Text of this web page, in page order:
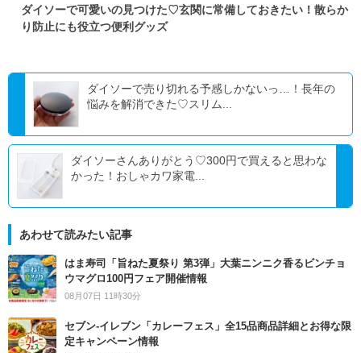
ダイソーで可愛いの見つけた♡玄関に常備しておきたい！散らか
り防止にも役立つ便利グッズ
ダイソーで売り切れる予感しかないっ…！長年の
悩みを解消できた♡スリム...
ダイソーさんありがとう♡300円で買えると思わな
かった！おしゃカワ家電...
あわせて読みたい記事
はま寿司「旨ねた夏祭り 第3弾」大葉ニンニク香るビンチョ
ウマグロ100円フェア開催情報
08月07日 11時30分
セブン‐イレブン「カレーフェス」全15品商品詳細とお得な限
定キャンペーン情報